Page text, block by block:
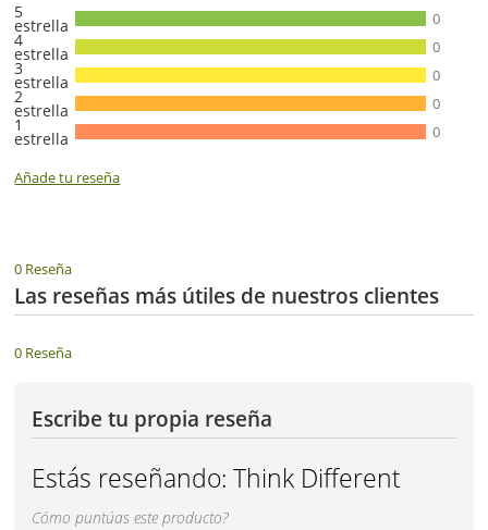
5
estrella 0
4
estrella 0
3
estrella 0
2
estrella 0
1
estrella 0
Añade tu reseña
0 Reseña
Las reseñas más útiles de nuestros clientes
0 Reseña
Escribe tu propia reseña
Estás reseñando:Think Different
Cómo puntúas este producto?